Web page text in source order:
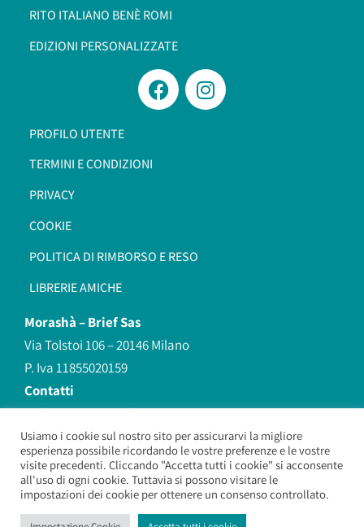
RITO ITALIANO BENÈ ROMI​
EDIZIONI PERSONALIZZATE
PROFILO UTENTE
TERMINI E CONDIZIONI
PRIVACY
COOKIE
POLITICA DI RIMBORSO E RESO
LIBRERIE AMICHE
Morashà –Brief Sas
Via Tolstoi 106 – 20146 Milano
P. Iva 11855020159
Contatti
redazione@morasha.it
339 8596707
(anche Whatsapp)
Morashà – Brief Sas – Copyright 2026. All Rights Reserved.
Usiamo i cookie sul nostro sito per assicurarvi la migliore
esperienza possibile ricordando le vostre preferenze e le vostre
visite precedenti. Cliccando "Accetta tutti i cookie" si acconsente
all'uso di ogni cookie. Tuttavia si possono visitare le
impostazioni dei cookie per ottenere un consenso controllato.